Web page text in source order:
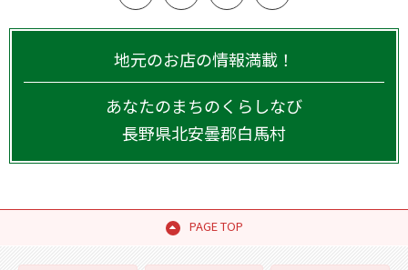
地元のお店の情報満載！
あなたのまちのくらしなび
長野県北安曇郡白馬村
PAGE TOP